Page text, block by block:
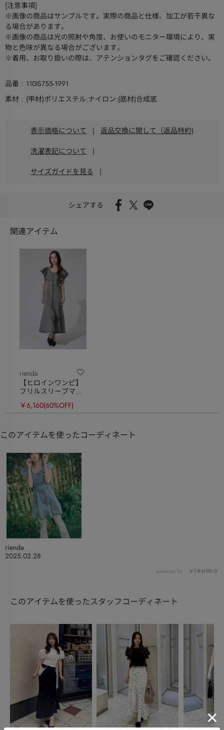
[注意事項]
※画像の商品はサンプルです。実際の商品と仕様、加工が若干異な
る場合があります。
※画像の商品は光の照射や角度、お使いのモニター環境により、実
物と色味が異なる場合がございます。
※着用、お取り扱いの際は、アテンションタグをご確認ください。
品番
110IS755-1991
素材
(甲材)ポリエステル:ナイロン:(底材)合成底
表示価格について | 返品交換に関して（返品特約)
洗濯表記について |
サイズガイドを見る |
シェアする
関連アイテム
rienda
【ヒロインワンピ】
フリルスリーブマー
￥6,160(60%OFF)
このアイテムを使ったコーディネート
2025.02.28
rienda
powered by
このアイテムを使ったスタッフコーディネート